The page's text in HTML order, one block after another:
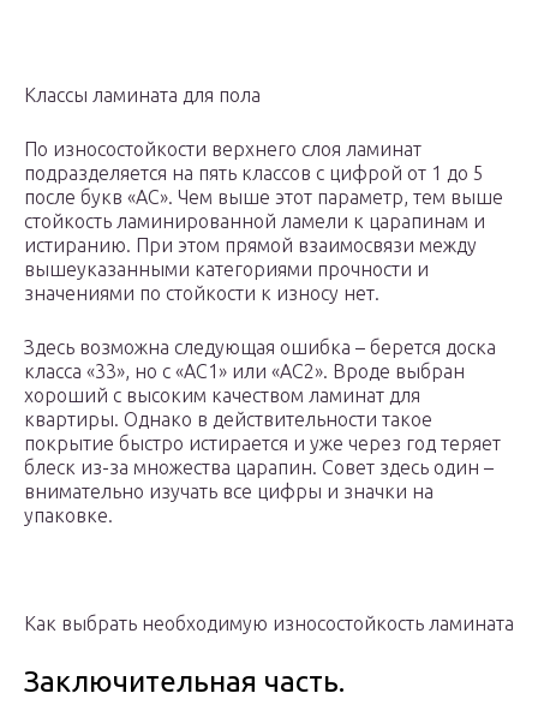
Классы ламината для пола
По износостойкости верхнего слоя ламинат
подразделяется на пять классов с цифрой от 1 до 5
после букв «АС». Чем выше этот параметр, тем выше
стойкость ламинированной ламели к царапинам и
истиранию. При этом прямой взаимосвязи между
вышеуказанными категориями прочности и
значениями по стойкости к износу нет.
Здесь возможна следующая ошибка – берется доска
класса «33», но с «АС1» или «АС2». Вроде выбран
хороший с высоким качеством ламинат для
квартиры. Однако в действительности такое
покрытие быстро истирается и уже через год теряет
блеск из-за множества царапин. Совет здесь один –
внимательно изучать все цифры и значки на
упаковке.
Как выбрать необходимую износостойкость ламината
Заключительная часть.